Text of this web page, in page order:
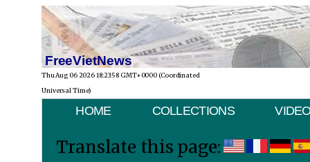
FreeVietNews
Thu Aug 06 2026 18:23:58 GMT+0000 (Coordinated
Universal Time)
HOME COLLECTIONS
Translate this page: